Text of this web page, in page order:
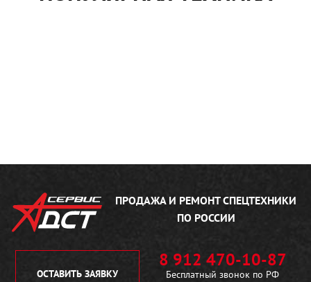
ПРОДАЖА И РЕМОНТСПЕЦТЕХНИКИ
ПО РОССИИ
ОСТАВИТЬ ЗАЯВКУ
8 912 470-10-87
Бесплатный звонок по РФ